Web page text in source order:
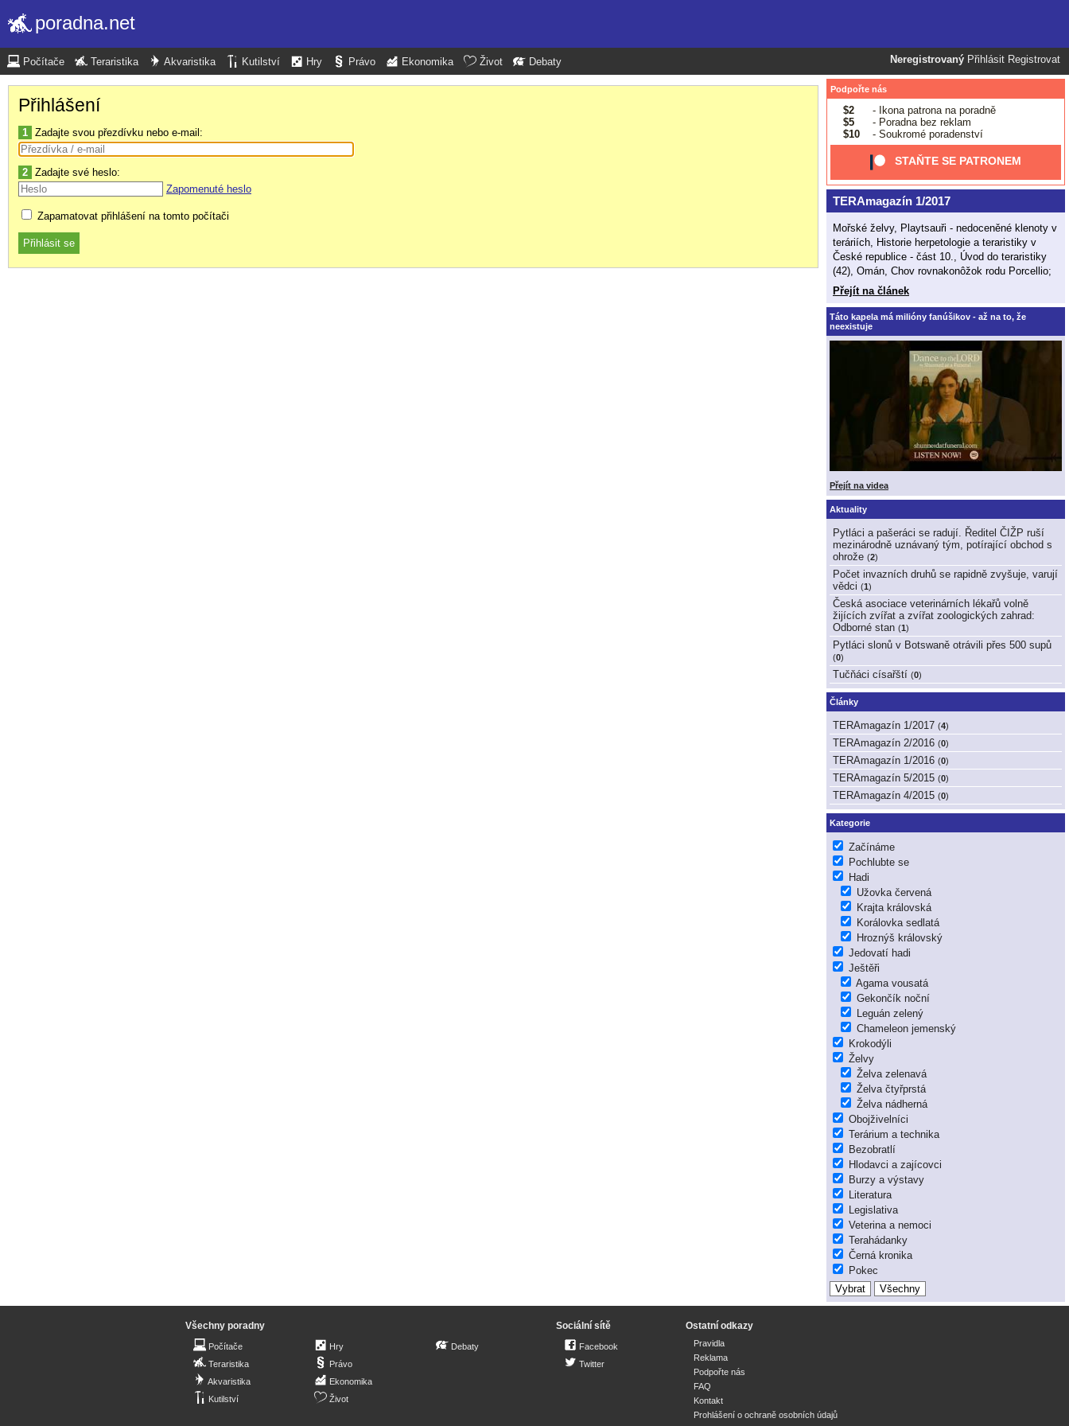
poradna.net
Neregistrovaný Přihlásit Registrovat
Počítače Teraristika Akvaristika Kutilství Hry Právo Ekonomika Život Debaty
Přihlášení
1 Zadajte svou přezdívku nebo e-mail:
2 Zadajte své heslo:
Zapomenuté heslo
Zapamatovat přihlášení na tomto počítači
Podpořte nás
$2
- Ikona patrona na poradně
$5
- Poradna bez reklam
$10
- Soukromé poradenství
STAŇTE SE PATRONEM
TERAmagazín 1/2017
Mořské želvy, Playtsauři - nedoceněné klenoty v
teráriích, Historie herpetologie a teraristiky v
České republice - část 10., Úvod do teraristiky
(42), Omán, Chov rovnakonôžok rodu Porcellio;
Přejít na článek
Táto kapela má milióny fanúšikov - až na to, že
neexistuje
Přejít na videa
Aktuality
Pytláci a pašeráci se radují. Ředitel ČIŽP ruší
mezinárodně uznávaný tým, potírající obchod s
ohrože (2)
Počet invazních druhů se rapidně zvyšuje, varují
vědci (1)
Česká asociace veterinárních lékařů volně
žijících zvířat a zvířat zoologických zahrad:
Odborné stan (1)
Pytláci slonů v Botswaně otrávili přes 500 supů
(0)
Tučňáci císařští (0)
Články
TERAmagazín 1/2017 (4)
TERAmagazín 2/2016 (0)
TERAmagazín 1/2016 (0)
TERAmagazín 5/2015 (0)
TERAmagazín 4/2015 (0)
Kategorie
Začínáme
Pochlubte se
Hadi
Užovka červená
Krajta královská
Korálovka sedlatá
Hroznýš královský
Jedovatí hadi
Ještěři
Agama vousatá
Gekončík noční
Leguán zelený
Chameleon jemenský
Krokodýli
Želvy
Želva zelenavá
Želva čtyřprstá
Želva nádherná
Obojživelníci
Terárium a technika
Bezobratlí
Hlodavci a zajícovci
Burzy a výstavy
Literatura
Legislativa
Veterina a nemoci
Terahádanky
Černá kronika
Pokec
Všechny poradny
Počítače
Teraristika
Akvaristika
Kutilství
Hry
Právo
Ekonomika
Život
Debaty
Sociální sítě
Facebook
Twitter
Ostatní odkazy
Pravidla
Reklama
Podpořte nás
FAQ
Kontakt
Prohlášení o ochraně osobních údajů